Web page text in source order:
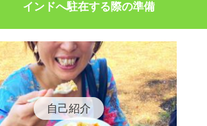
インドへ駐在する際の準備
自己紹介